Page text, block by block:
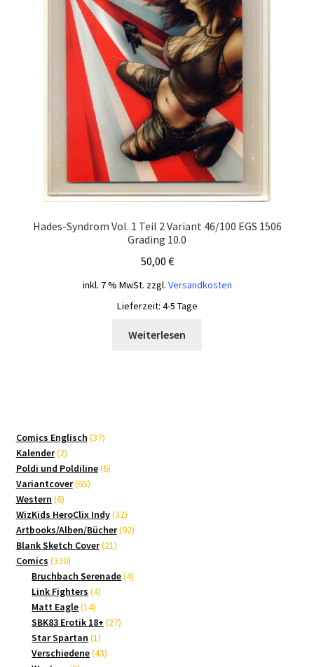
Hades-Syndrom Vol. 1 Teil 2 Variant 46/100 EGS 1506
Grading 10.0
50,00 €
inkl. 7 % MwSt. zzgl. Versandkosten
Lieferzeit: 4-5 Tage
Weiterlesen
Comics Englisch 3737
Kalender 22
Produkte
Poldi und Poldiline 66
Variantcover 6565
Western 66
Produkte
WizKids HeroClix Indy 3232
Produkte
Artbooks/Alben/Bücher 9292
Blank Sketch Cover 2121
Comics 330330
Produkte
Bruchbach Serenade 44
Link Fighters 44
Matt Eagle 1414
Produkte
SBK83 Erotik 18+ 2727
Star Spartan 11
Produkt
Verschiedene 4343